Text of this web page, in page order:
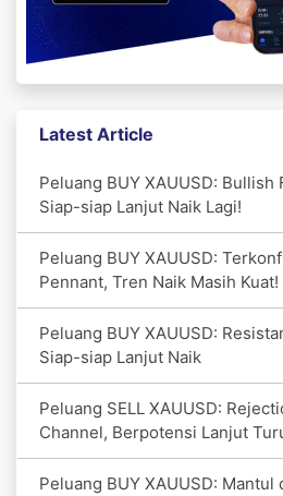
Latest Article
Peluang BUY XAUUSD: Bullish
Siap-siap Lanjut Naik Lagi!
Peluang BUY XAUUSD:
Pennant, Tren Naik Masih Kuat!
Peluang BUY XAUUSD:
Siap-siap Lanjut Naik
Peluang SELL XAUUSD:
Channel, Berpotensi Lanjut
Peluang BUY XAUUSD: Mantul